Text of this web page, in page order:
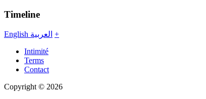
Timeline
English العربية +
Intimité
Terms
Contact
Copyright © 2026